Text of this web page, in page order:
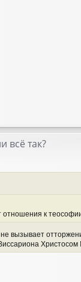
всё так?
отношения к
вызывает
Христосом